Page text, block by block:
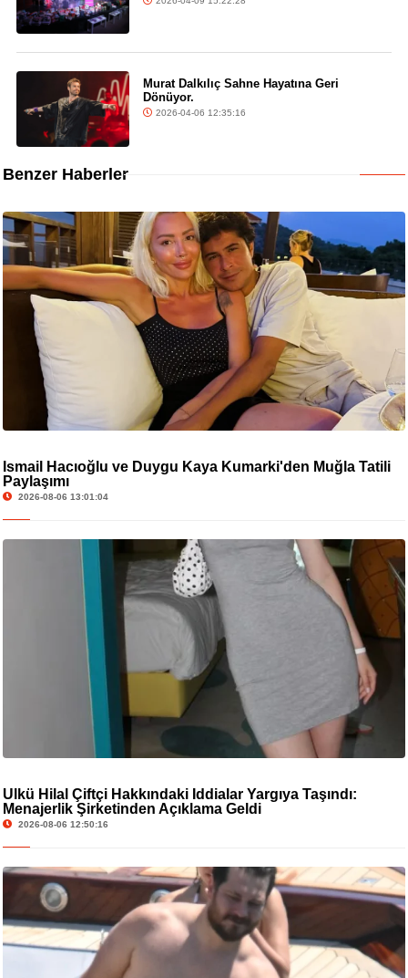
Murat Dalkılıç Sahne Hayatına Geri
Dönüyor.
2026-04-06 12:35:16
Benzer Haberler
İsmail Hacıoğlu ve Duygu Kaya Kumarki'den Muğla Tatili
Paylaşımı
2026-08-06 13:01:04
Ülkü Hilal Çiftçi Hakkındaki İddialar Yargıya Taşındı:
Menajerlik Şirketinden Açıklama Geldi
2026-08-06 12:50:16